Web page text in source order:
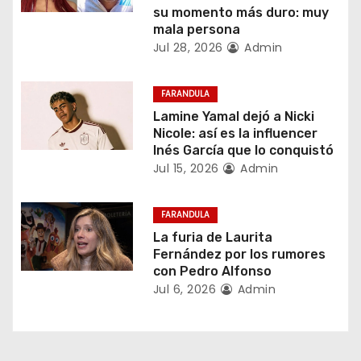
n
t
r
su momento más duro: muy
mala persona
Jul 28, 2026 Admin
FARANDULA
Lamine Yamal dejó a Nicki
Nicole: así es la influencer
Inés García que lo conquistó
Jul 15, 2026 Admin
FARANDULA
La furia de Laurita
Fernández por los rumores
con Pedro Alfonso
Jul 6, 2026 Admin